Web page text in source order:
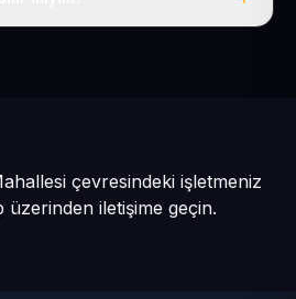
çevresindeki işletmeniz
üzerinden iletişime geçin.